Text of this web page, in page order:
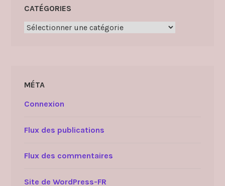
CATÉGORIES
Catégories
MÉTA
Connexion
Flux des publications
Flux des commentaires
Site de WordPress-FR